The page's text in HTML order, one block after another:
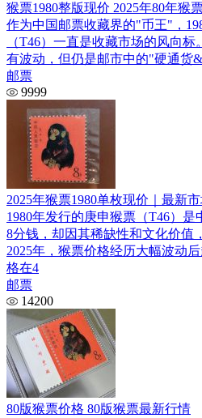
猴票1980整版现价 2025年80年猴
作为中国邮票收藏界的"币王"，
（T46）一直是收藏市场的风向
有波动，但仍是邮市中的"硬通货
邮票
9999
2025年猴票1980单枚现价｜最新
1980年发行的庚申猴票（T46）
8分钱，却因其稀缺性和文化价值
2025年，猴票价格经历大幅波动
格在4
邮票
14200
80版猴票价格 80版猴票最新行情